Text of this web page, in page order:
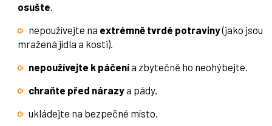
osušte.
nepoužívejte na extrémně tvrdé potraviny(jako jsou
mražená jídla a kosti).
nepoužívejte k páčenía zbytečně ho neohýbejte.
chraňte před nárazya pády.
ukládejte na bezpečné místo.